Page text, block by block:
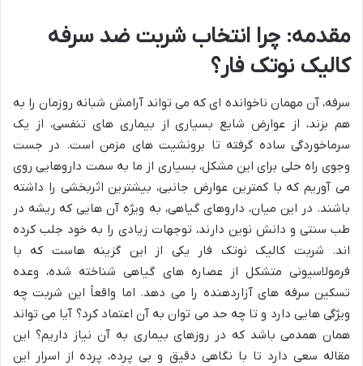
مقدمه: چرا انتخاب شربت ضد سرفه
کالیک نوتک فار؟
سرفه، آن مهمان ناخوانده ای که می تواند آرامش شبانه روزمان را به
هم بزند، از عوارض شایع بسیاری از بیماری های تنفسی، از یک
سرماخوردگی ساده گرفته تا برونشیت های مزمن است. در جست
وجوی راه حلی برای این مشکل، بسیاری از ما به سمت داروهایی روی
می آوریم که با کمترین عوارض جانبی، بیشترین اثربخشی را داشته
باشند. در این میان، داروهای گیاهی، به ویژه آن هایی که ریشه در
طب سنتی و دانش نوین دارند، توجهات زیادی را به خود جلب کرده
اند. شربت کالیک نوتک فار یکی از این گزینه هاست که با
فرمولاسیونی متشکل از عصاره های گیاهی شناخته شده، وعده
تسکین سرفه های آزاردهنده را می دهد. اما واقعاً این شربت چه
ویژگی هایی دارد و تا چه حد می توان به آن اعتماد کرد؟ آیا می تواند
همان همدمی باشد که در روزهای بیماری به آن نیاز داریم؟ این
مقاله سعی دارد تا با نگاهی دقیق و بی پرده، پرده از اسرار این